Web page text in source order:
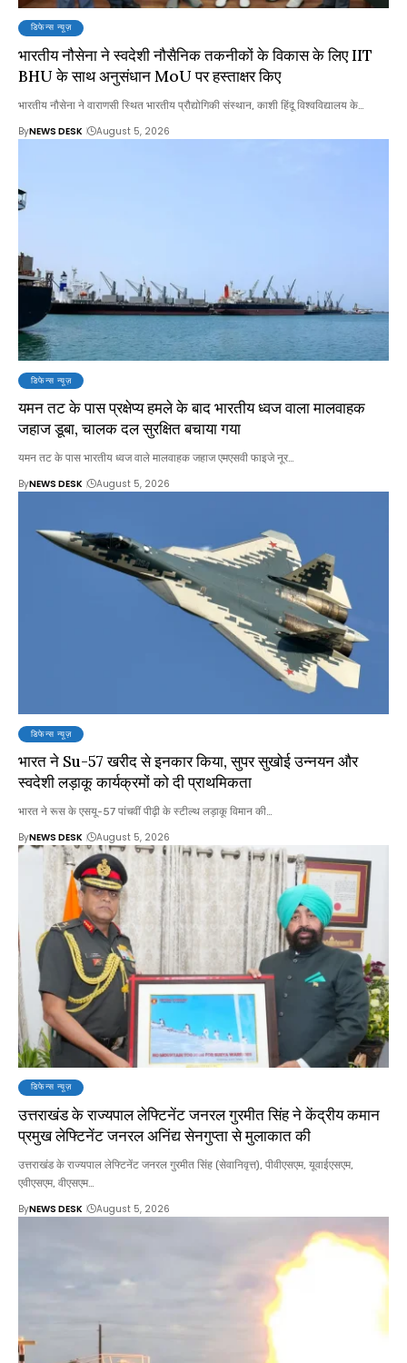
डिफेन्स न्यूज़
भारतीय नौसेना ने स्वदेशी नौसैनिक तकनीकों के विकास के लिए IIT
BHU के साथ अनुसंधान MoU पर हस्ताक्षर किए
भारतीय नौसेना ने वाराणसी स्थित भारतीय प्रौद्योगिकी संस्थान, काशी हिंदू विश्वविद्यालय के…
ByNEWS DESK August 5, 2026
डिफेन्स न्यूज़
यमन तट के पास प्रक्षेप्य हमले के बाद भारतीय ध्वज वाला मालवाहक
जहाज डूबा, चालक दल सुरक्षित बचाया गया
यमन तट के पास भारतीय ध्वज वाले मालवाहक जहाज एमएसवी फाइजे नूर…
ByNEWS DESK August 5, 2026
डिफेन्स न्यूज़
भारत ने Su-57 खरीद से इनकार किया, सुपर सुखोई उन्नयन और
स्वदेशी लड़ाकू कार्यक्रमों को दी प्राथमिकता
भारत ने रूस के एसयू-57 पांचवीं पीढ़ी के स्टील्थ लड़ाकू विमान की…
ByNEWS DESK August 5, 2026
डिफेन्स न्यूज़
उत्तराखंड के राज्यपाल लेफ्टिनेंट जनरल गुरमीत सिंह ने केंद्रीय कमान
प्रमुख लेफ्टिनेंट जनरल अनिंद्य सेनगुप्ता से मुलाकात की
उत्तराखंड के राज्यपाल लेफ्टिनेंट जनरल गुरमीत सिंह (सेवानिवृत्त), पीवीएसएम, यूवाईएसएम,
एवीएसएम, वीएसएम…
ByNEWS DESK August 5, 2026